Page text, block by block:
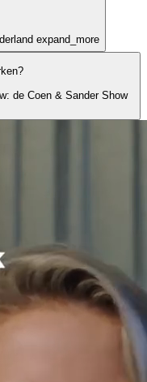
expand_more
de Coen & Sander Show